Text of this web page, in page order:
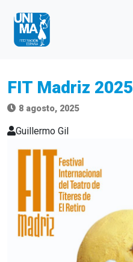
FIT Madriz 2025
8 agosto, 2025
Guillermo Gil